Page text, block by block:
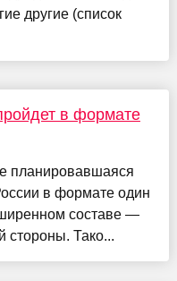
другие (список
в формате
планировавшаяся
в формате один
составе —
стороны. Тако...